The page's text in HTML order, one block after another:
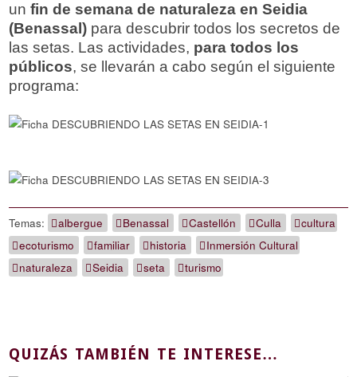
unfin de semana de naturaleza en Seidia
(Benassal) para descubrir todos los secretos de
las setas. Las actividades, para todos los
públicos, se llevarán a cabo según el siguiente
programa:
Temas: albergue Benassal Castellón Culla
cultura
ecoturismo
familiar historia
Inmersión Cultural
naturaleza
Seidia seta turismo
QUIZÁS TAMBIÉN TE INTERESE…